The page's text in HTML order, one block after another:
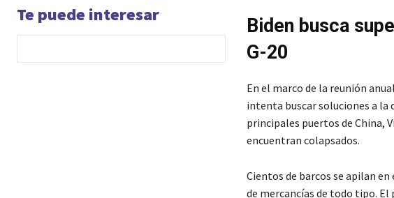
Te puede interesar
Biden busca
G-20
En el marco de la reunión
intenta buscar soluciones a la
principales puertos de China,
encuentran colapsados.
Cientos de barcos se apilan
de mercancías de todo tipo.